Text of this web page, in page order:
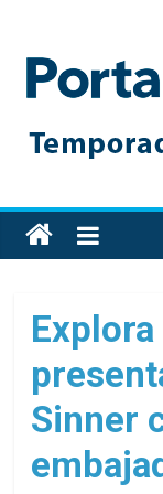
content
Toda
la
de
cruceros
en
un
solo
Sinner